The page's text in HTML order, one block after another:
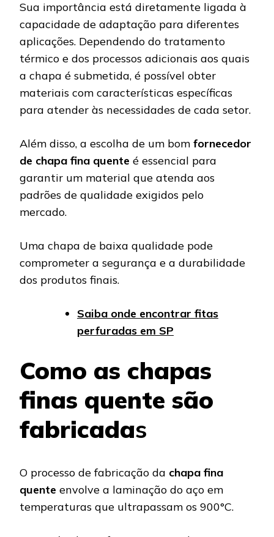
Sua importância está diretamente ligada à
capacidade de adaptação para diferentes
aplicações. Dependendo do tratamento
térmico e dos processos adicionais aos quais
a chapa é submetida, é possível obter
materiais com características específicas
para atender às necessidades de cada setor.
Além disso, a escolha de um bom fornecedor
de chapa fina quente é essencial para
garantir um material que atenda aos
padrões de qualidade exigidos pelo
mercado.
Uma chapa de baixa qualidade pode
comprometer a segurança e a durabilidade
dos produtos finais.
Saiba onde encontrar fitas
perfuradas em SP
Como as chapas
finas quente são
fabricadas
O processo de fabricação da chapa fina
quente envolve a laminação do aço em
temperaturas que ultrapassam os 900°C.